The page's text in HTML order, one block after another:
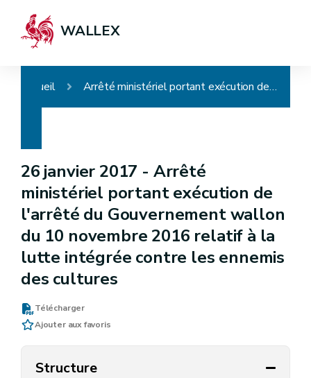
WALLEX
Accueil Arrêté ministériel portant exécution de l'arrêté du Gouvernement wallon du 10 novembre 2016 relatif à la lutte intégrée contre les ennemis des cultures
26 janvier 2017 - Arrêté
ministériel portant exécution de
l'arrêté du Gouvernement wallon
du 10 novembre 2016 relatif à la
lutte intégrée contre les ennemis
des cultures
Télécharger
Ajouter aux favoris
Structure